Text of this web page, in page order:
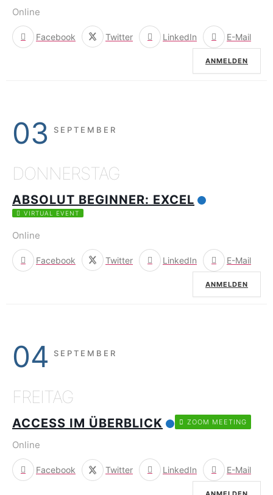
Online
Facebook Twitter LinkedIn E-Mail
ANMELDEN
03 SEPTEMBER
DONNERSTAG
ABSOLUT BEGINNER: EXCEL
VIRTUAL EVENT
Online
Facebook Twitter LinkedIn E-Mail
ANMELDEN
04 SEPTEMBER
FREITAG
ACCESS IM ÜBERBLICK ZOOM MEETING
Online
Facebook Twitter LinkedIn E-Mail